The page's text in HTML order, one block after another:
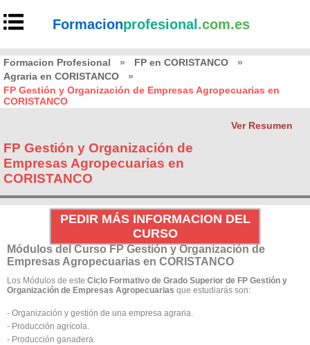
Formacionprofesional .com.es
Formacion Profesional » FP en CORISTANCO
»
Agraria en CORISTANCO
»
FP Gestión y Organización de Empresas Agropecuarias en
CORISTANCO
Ver Resumen
FP Gestión y Organización de
Empresas Agropecuarias en
CORISTANCO
PEDIR MÁS INFORMACION DEL
CURSO
Módulos del Curso FP Gestión y Organización de
Empresas Agropecuarias en CORISTANCO
Los Módulos de este Ciclo Formativo de Grado Superior de FP Gestión y
Organización de Empresas Agropecuarias que estudiarás son:
- Organización y gestión de una empresa agraria.
- Producción agrícola.
- Producción ganadera.